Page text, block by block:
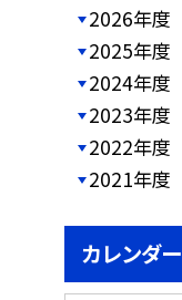
2026年度
2025年度
2024年度
2023年度
2022年度
2021年度
カレンダー